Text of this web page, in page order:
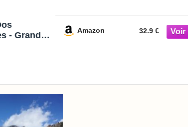
- Grande
Pour
Amazon 32.9 €